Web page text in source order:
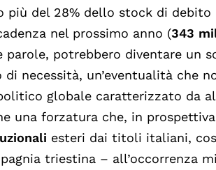
più del 28% dello stock di
nel prossimo anno (343
parole, potrebbero diventare un
di necessità, un’eventualità che
globale caratterizzato da
una forzatura che, in
esteri dai titoli italiani,
triestina – all’occorrenza